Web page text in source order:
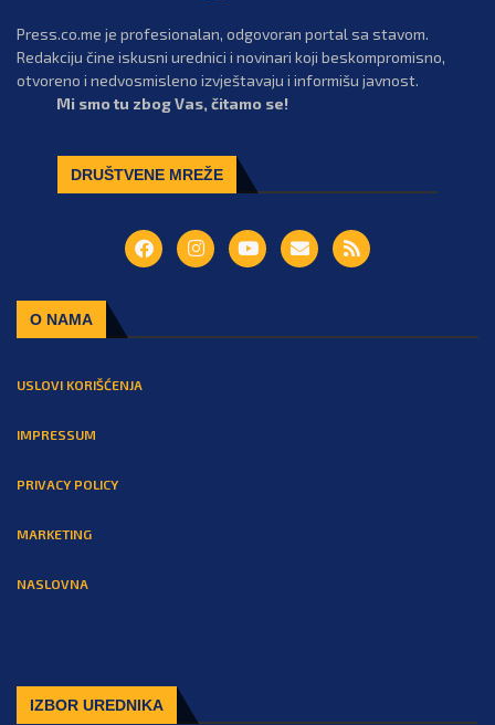
Press.co.me je profesionalan, odgovoran portal sa stavom.
Redakciju čine iskusni urednici i novinari koji beskompromisno,
otvoreno i nedvosmisleno izvještavaju i informišu javnost.
Mi smo tu zbog Vas, čitamo se!
DRUŠTVENE MREŽE
O NAMA
USLOVI KORIŠĆENJA
IMPRESSUM
PRIVACY POLICY
MARKETING
NASLOVNA
IZBOR UREDNIKA